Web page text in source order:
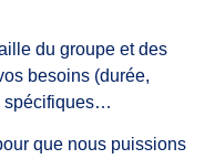
du groupe et des
besoins (durée,
spécifiques…
que nous puissions